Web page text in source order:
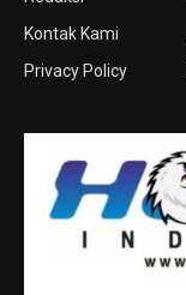
Kontak Kami
Privacy Policy